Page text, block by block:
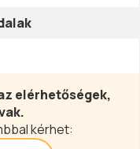
elérhetőségek,
kérhet: